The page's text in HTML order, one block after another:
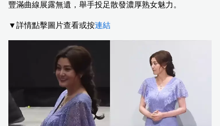
豐滿曲線展露無遺，舉手投足散發濃厚熟女魅力。
▼詳情點擊圖片查看或按連結